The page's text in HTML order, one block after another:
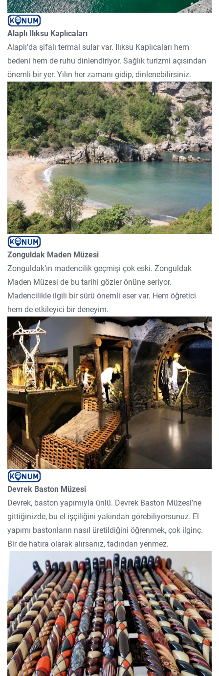
Alaplı Ilıksu Kaplıcaları
Alaplı’da şifalı termal sular var. Ilıksu Kaplıcaları hem
bedeni hem de ruhu dinlendiriyor. Sağlık turizmi açısından
önemli bir yer. Yılın her zamanı gidip, dinlenebilirsiniz.
Zonguldak Maden Müzesi
Zonguldak’ın madencilik geçmişi çok eski. Zonguldak
Maden Müzesi de bu tarihi gözler önüne seriyor.
Madencilikle ilgili bir sürü önemli eser var. Hem öğretici
hem de etkileyici bir deneyim.
Devrek Baston Müzesi
Devrek, baston yapımıyla ünlü. Devrek Baston Müzesi’ne
gittiğinizde, bu el işçiliğini yakından görebiliyorsunuz. El
yapımı bastonların nasıl üretildiğini öğrenmek, çok ilginç.
Bir de hatıra olarak alırsanız, tadından yenmez.